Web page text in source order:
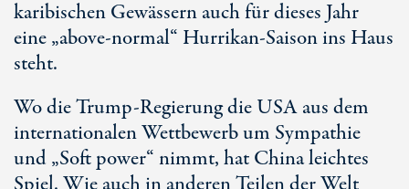
karibischen Gewässern auch für dieses Jahr
eine „above-normal“ Hurrikan-Saison ins Haus
steht.
Wo die Trump-Regierung die USA aus dem
internationalen Wettbewerb um Sympathie
und „Soft power“ nimmt, hat China leichtes